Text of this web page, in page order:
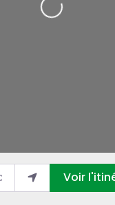
Enter your
Voir